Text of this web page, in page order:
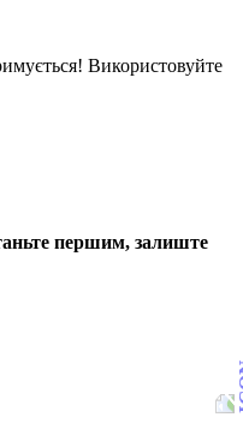
Використовуйте
першим, залиште